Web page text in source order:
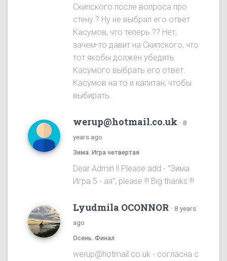
Скипского после вопроса про
стену ? Ну не выбрал его ответ
Касумов, что теперь ?? Нет,
зачем-то давит на Скипского, что
тот якобы должен убедить
Касумого выбрать его ответ.
Касумов на то и капитан, чтобы
выбирать.
werup@hotmail.co.uk · 8
years ago
Зима. Игра четвертая
Dear Admin !! Please add - "Зима.
Игра 5 - ая", please !!! Big thanks !!!
Lyudmila OCONNOR · 8 years
ago
Осень. Финал
werup@hotmail.co.uk - согласна с